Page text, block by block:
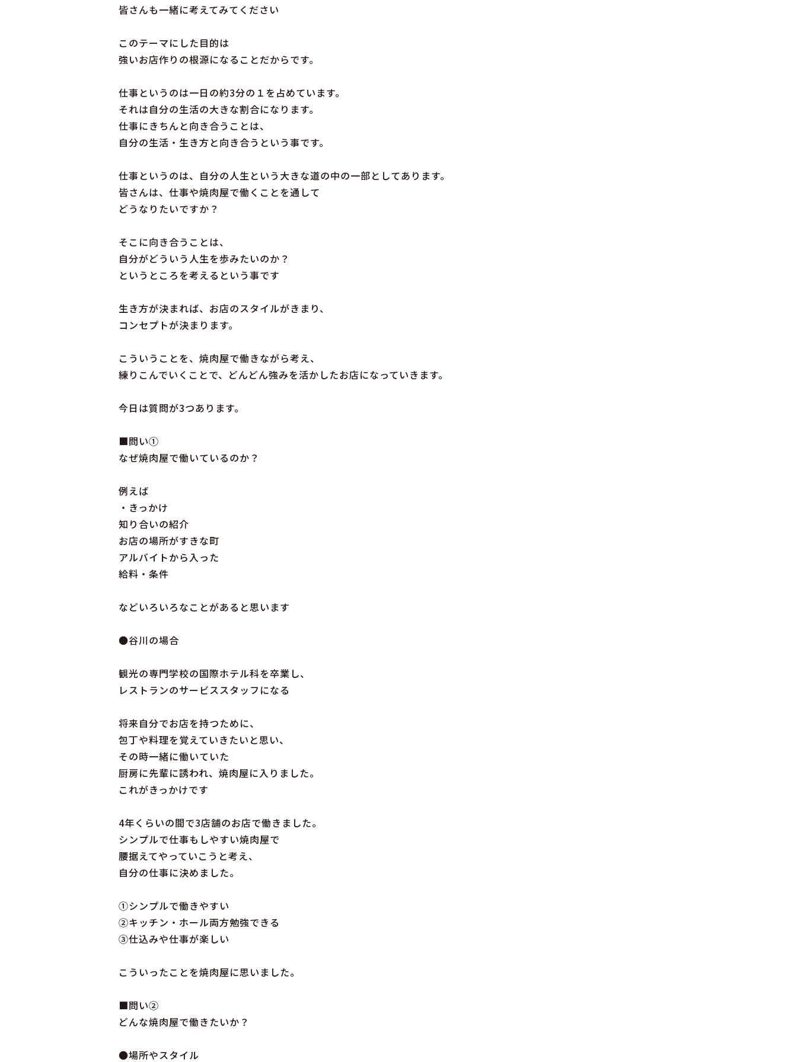
皆さんも一緒に考えてみてください
このテーマにした目的は
強いお店作りの根源になることだからです。
仕事というのは一日の約3分の１を占めています。
それは自分の生活の大きな割合になります。
仕事にきちんと向き合うことは、
自分の生活・生き方と向き合うという事です。
仕事というのは、自分の人生という大きな道の中の一部としてあります。
皆さんは、仕事や焼肉屋で働くことを通して
どうなりたいですか？
そこに向き合うことは、
自分がどういう人生を歩みたいのか？
というところを考えるという事です
生き方が決まれば、お店のスタイルがきまり、
コンセプトが決まります。
こういうことを、焼肉屋で働きながら考え、
練りこんでいくことで、どんどん強みを活かしたお店になっていきます。
今日は質問が3つあります。
■問い①
なぜ焼肉屋で働いているのか？
例えば
・きっかけ
知り合いの紹介
お店の場所がすきな町
アルバイトから入った
給料・条件
などいろいろなことがあると思います
●谷川の場合
観光の専門学校の国際ホテル科を卒業し、
レストランのサービススタッフになる
将来自分でお店を持つために、
包丁や料理を覚えていきたいと思い、
その時一緒に働いていた
厨房に先輩に誘われ、焼肉屋に入りました。
これがきっかけです
4年くらいの間で3店舗のお店で働きました。
シンプルで仕事もしやすい焼肉屋で
腰据えてやっていこうと考え、
自分の仕事に決めました。
①シンプルで働きやすい
②キッチン・ホール両方勉強できる
③仕込みや仕事が楽しい
こういったことを焼肉屋に思いました。
■問い②
どんな焼肉屋で働きたいか？
●場所やスタイル